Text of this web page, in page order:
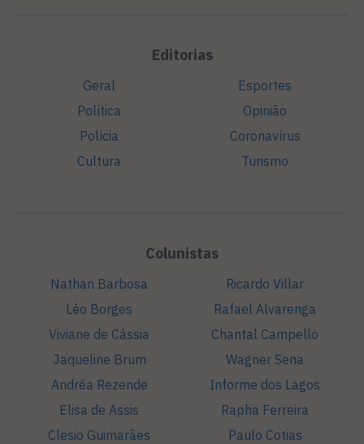
Editorias
Geral
Política
Polícia
Cultura
Esportes
Opinião
Coronavírus
Turismo
Colunistas
Nathan Barbosa
Léo Borges
Viviane de Cássia
Jaqueline Brum
Andréa Rezende
Elisa de Assis
Clesio Guimarães
Ricardo Villar
Rafael Alvarenga
Chantal Campello
Wagner Sena
Informe dos Lagos
Rapha Ferreira
Paulo Cotias